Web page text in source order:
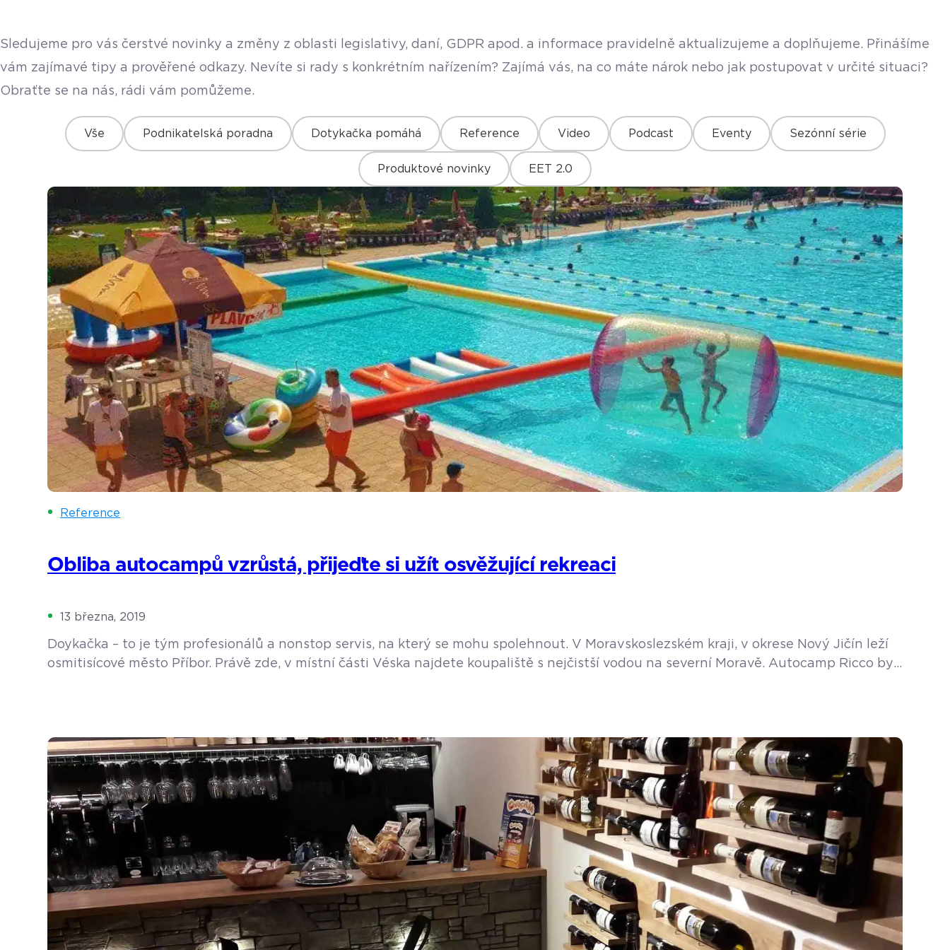
Sledujeme pro vás čerstvé novinky a změny z oblasti legislativy, daní, GDPR apod. a informace pravidelně aktualizujeme a doplňujeme. Přinášíme
vám zajímavé tipy a prověřené odkazy. Nevíte si rady s konkrétním nařízením? Zajímá vás, na co máte nárok nebo jak postupovat v určité situaci?
Obraťte se na nás, rádi vám pomůžeme.
Vše Podnikatelská poradna Dotykačka pomáhá Reference Video Podcast Eventy Sezónní série
Produktové novinky EET 2.0
Reference
Obliba autocampů vzrůstá, přijeďte si užít osvěžující rekreaci
13 března, 2019
Doykačka – to je tým profesionálů a nonstop servis, na který se mohu spolehnout. V Moravskoslezském kraji, v okrese Nový Jičín leží
osmitisícové město Příbor. Právě zde, v místní části Véska najdete koupaliště s nejčistší vodou na severní Moravě. Autocamp Ricco byl